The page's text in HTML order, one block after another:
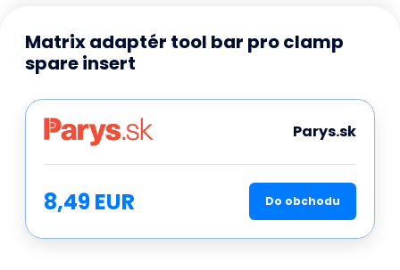
Matrix adaptér tool bar pro clamp
spare insert
Parys.sk
8,49 EUR Do obchodu